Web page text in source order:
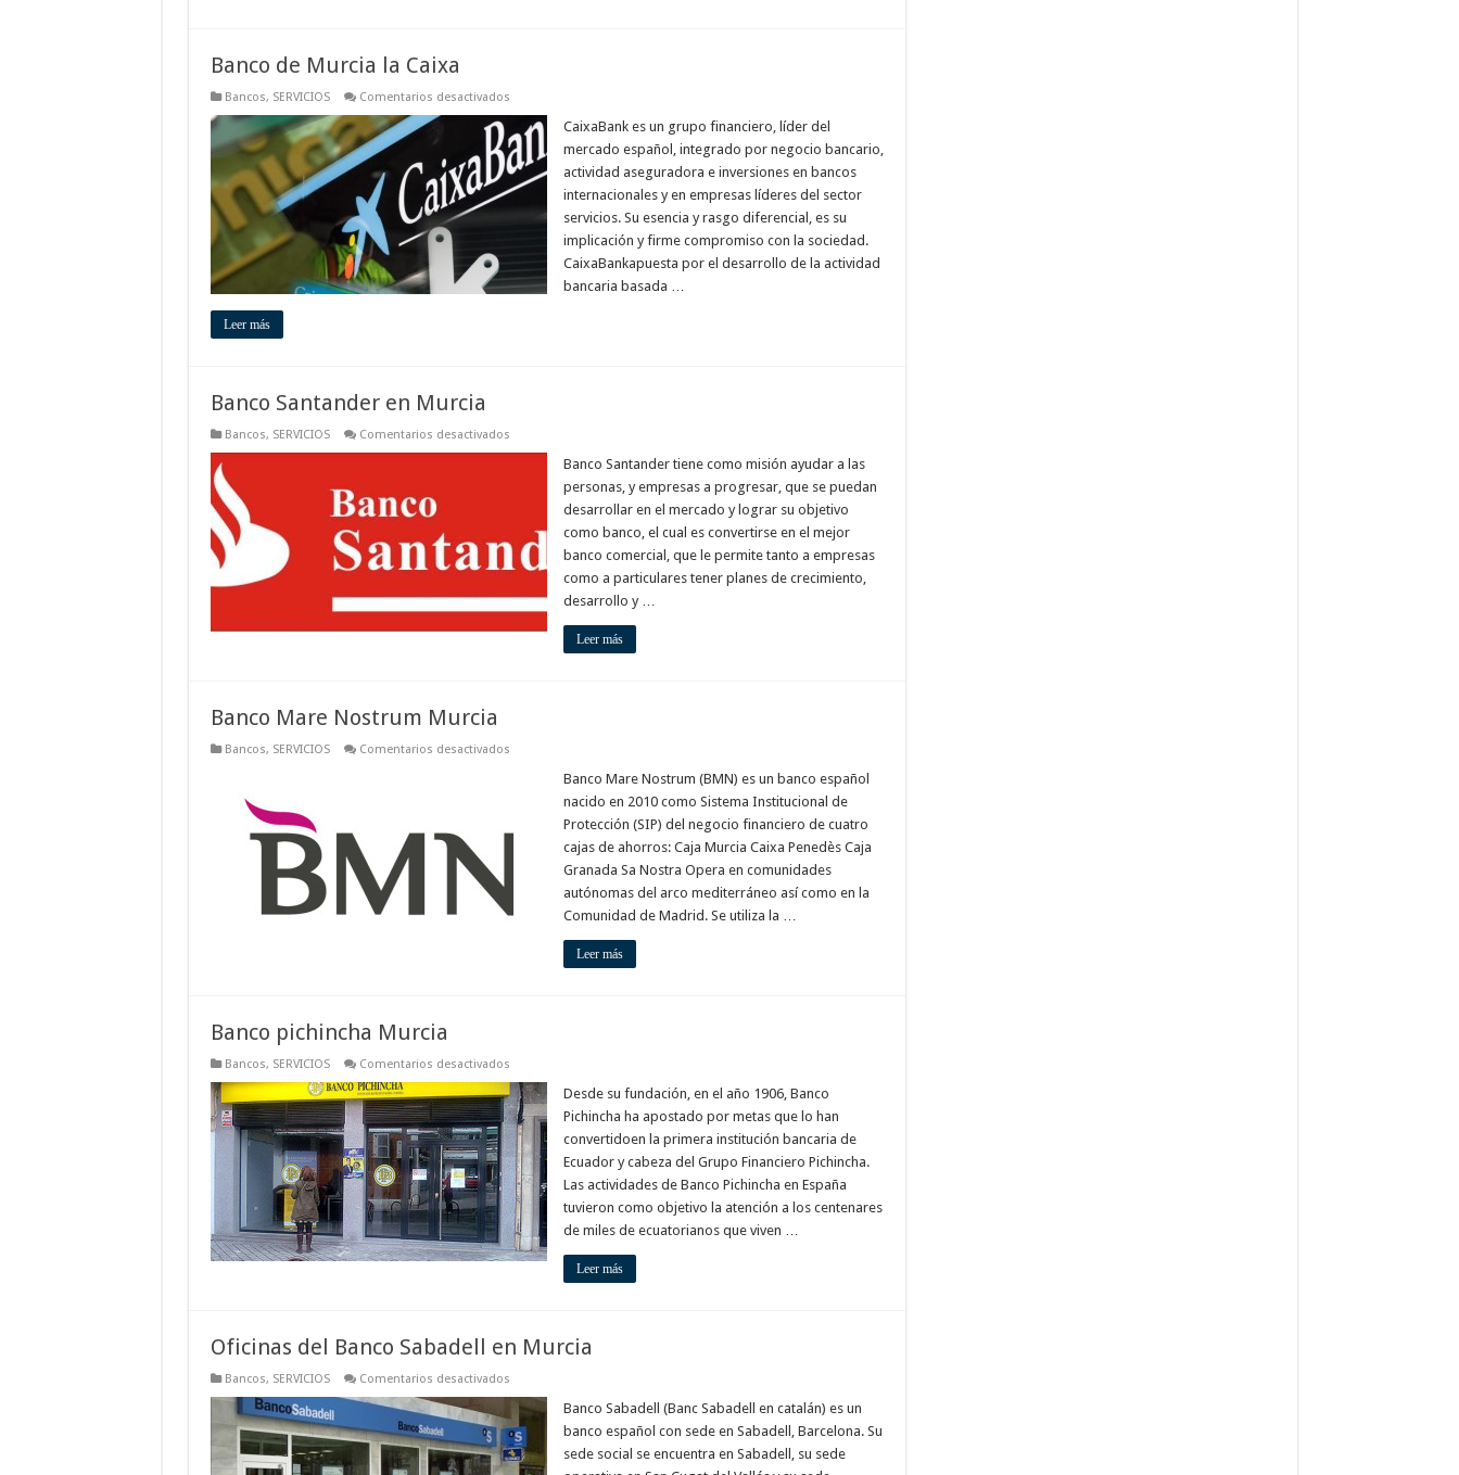
Banco de Murcia la Caixa
Bancos, SERVICIOS Comentarios desactivadosen
Murcia
la
Caixa
CaixaBank es un grupo financiero, líder del
mercado español, integrado por negocio bancario,
actividad aseguradora e inversiones en bancos
internacionales y en empresas líderes del sector
servicios. Su esencia y rasgo diferencial, es su
implicación y firme compromiso con la sociedad.
CaixaBankapuesta por el desarrollo de la actividad
bancaria basada …
Leer más
Banco Santander en Murcia
Bancos, SERVICIOS Comentarios desactivadosen
SantanderBanco Santander tiene como misión ayudar a las
personas, y empresas a progresar, que se puedan
desarrollar en el mercado y lograr su objetivo
como banco, el cual es convertirse en el mejor
banco comercial, que le permite tanto a empresas
como a particulares tener planes de crecimiento,
desarrollo y …
Leer más
Banco Mare Nostrum Murcia
Bancos, SERVICIOS Comentarios desactivadosen
Banco Mare Nostrum (BMN) es un banco español
nacido en 2010 como Sistema Institucional de
Protección (SIP) del negocio financiero de cuatro
cajas de ahorros: Caja Murcia Caixa Penedès Caja
Granada Sa Nostra Opera en comunidades
autónomas del arco mediterráneo así como en la
Comunidad de Madrid. Se utiliza la …
Leer más
Banco pichincha Murcia
Bancos, SERVICIOS Comentarios desactivadosen
pichincha
Murcia
Desde su fundación, en el año 1906, Banco
Pichincha ha apostado por metas que lo han
convertidoen la primera institución bancaria de
Ecuador y cabeza del Grupo Financiero Pichincha.
Las actividades de Banco Pichincha en España
tuvieron como objetivo la atención a los centenares
de miles de ecuatorianos que viven …
Leer más
Oficinas del Banco Sabadell en Murcia
Bancos, SERVICIOS Comentarios desactivadosen
del
Banco
Sabadell
en
Murcia
Banco Sabadell (Banc Sabadell en catalán) es un
banco español con sede en Sabadell, Barcelona. Su
sede social se encuentra en Sabadell, su sede